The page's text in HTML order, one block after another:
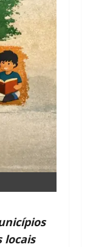
locais